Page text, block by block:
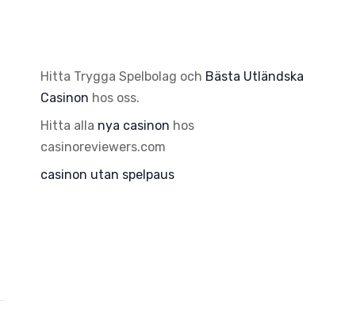
Hitta Trygga Spelbolag och Bästa Utländska
Casinon hos oss.
Hitta alla nya casinon hos
casinoreviewers.com
casinon utan spelpaus